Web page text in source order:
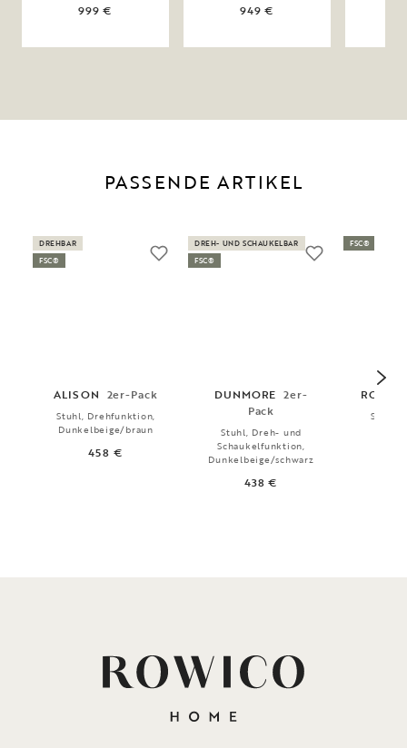
999 € 949 €
PASSENDE ARTIKEL
ALISON 2er-Pack
Stuhl, Drehfunktion,
Dunkelbeige/braun
458 €
DREHBAR
FSC®
DUNMORE 2er-
Pack
Stuhl, Dreh- und
Schaukelfunktion,
Dunkelbeige/schwarz
438 €
DREH- UND SCHAUKELBAR
FSC®
Stuhl,
FSC®